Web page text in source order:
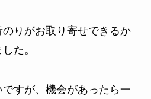
りがお取り寄せできるか
た。
すが、機会があったら一